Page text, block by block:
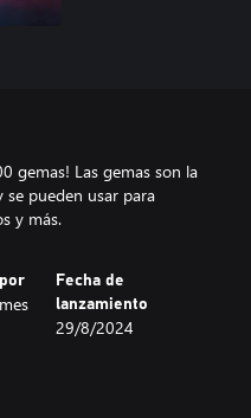
gemas! Las gemas son la
se pueden usar para
y más.
Fecha de
lanzamiento
29/8/2024